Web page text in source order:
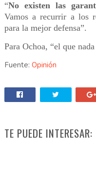
“No existen las
Vamos a recurrir a los
para la mejor defensa”.
Para Ochoa, “el que
Fuente: Opinión
TE PUEDE INTERESAR: